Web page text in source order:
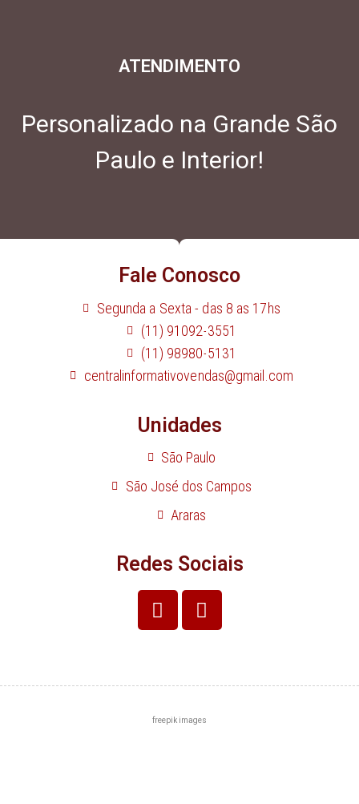
ATENDIMENTO
Personalizado na Grande São
Paulo e Interior!
Fale Conosco
Segunda a Sexta - das 8 as 17hs
(11) 91092-3551
(11) 98980-5131
centralinformativovendas@gmail.com
Unidades
São Paulo
São José dos Campos
Araras
Redes Sociais
freepik images